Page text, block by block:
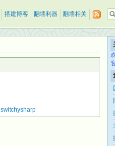
搭建博客 翻墙利器 翻墙相关
switchysharp